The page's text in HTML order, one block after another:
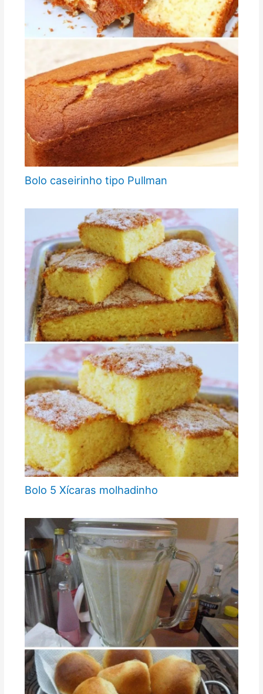
Bolo caseirinho tipo Pullman
Bolo 5 Xícaras molhadinho